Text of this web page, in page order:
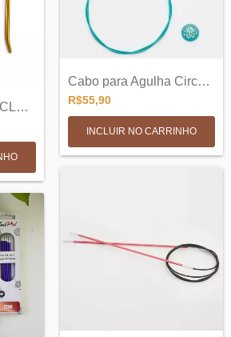
KIT AG COSTURA CLOVER JUMBO - AZUL
Cabo para Agulha Circular Intercambiável...
R$55,90
INCLUIR NO CARRINHO